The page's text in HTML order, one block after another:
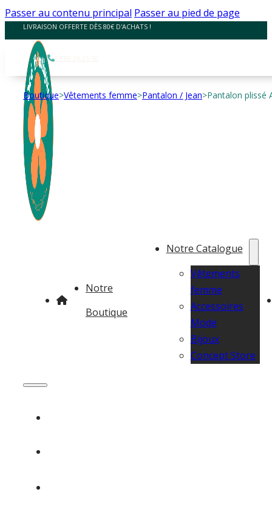
Passer au contenu principal Passer au pied de page
LIVRAISON OFFERTE DÈS 80€ D'ACHATS !
Notre
Boutique
Notre Catalogue
Vêtements
femme
Accessoires
Mode
Bijoux
Concept Store
Boutique>Vêtements femme>Pantalon / Jean>Pantalon plissé
Panneau de gestion des cookies